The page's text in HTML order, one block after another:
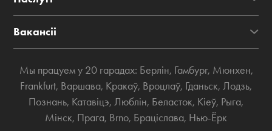
Вакансіі
Мы працуем у 20 гарадах: Берлін, Гамбург, Мюнхен,
Frankfurt, Варшава, Кракаў, Вроцлаў, Гданьск, Лодзь,
Познань, Катавіцэ, Люблін, Беласток, Кіеў, Рыга,
Мінск, Прага, Brno, Браціслава, Нью-Ёрк